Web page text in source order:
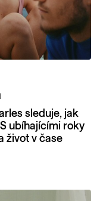
sleduje, jak
ubíhajícími roky
život v čase